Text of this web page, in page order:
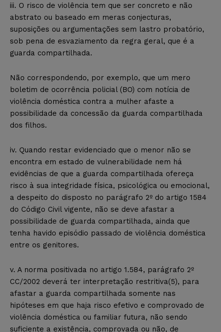
iii. O risco de violência tem que ser concreto e não
abstrato ou baseado em meras conjecturas,
suposições ou argumentações sem lastro probatório,
sob pena de esvaziamento da regra geral, que é a
guarda compartilhada.
Não correspondendo, por exemplo, que um mero
boletim de ocorrência policial (BO) com notícia de
violência doméstica contra a mulher afaste a
possibilidade da concessão da guarda compartilhada
dos filhos.
iv. Quando restar evidenciado que o menor não se
encontra em estado de vulnerabilidade nem há
evidências de que a guarda compartilhada ofereça
risco à sua integridade física, psicológica ou emocional,
a despeito do disposto no parágrafo 2º do artigo 1584
do Código Civil vigente, não se deve afastar a
possibilidade de guarda compartilhada, ainda que
tenha havido episódio passado de violência doméstica
entre os genitores.
v. A norma positivada no artigo 1.584, parágrafo 2º
CC/2002 deverá ter interpretação restritiva(5), para
afastar a guarda compartilhada somente nas
hipóteses em que haja risco efetivo e comprovado de
violência doméstica ou familiar futura, não sendo
suficiente a existência, comprovada ou não, de